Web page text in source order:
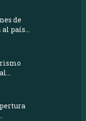
de
país...